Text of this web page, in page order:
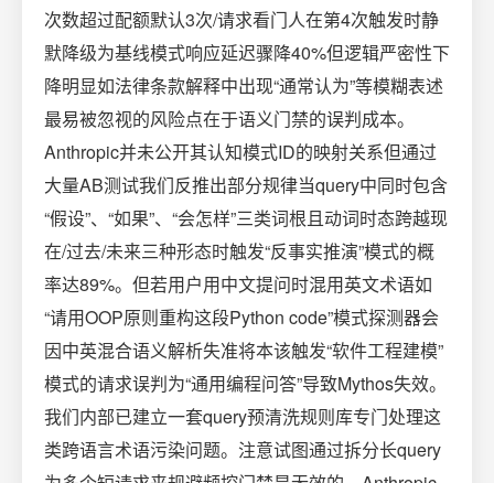
次数超过配额默认3次/请求看门人在第4次触发时静
默降级为基线模式响应延迟骤降40%但逻辑严密性下
降明显如法律条款解释中出现“通常认为”等模糊表述
最易被忽视的风险点在于语义门禁的误判成本。
Anthropic并未公开其认知模式ID的映射关系但通过
大量AB测试我们反推出部分规律当query中同时包含
“假设”、“如果”、“会怎样”三类词根且动词时态跨越现
在/过去/未来三种形态时触发“反事实推演”模式的概
率达89%。但若用户用中文提问时混用英文术语如
“请用OOP原则重构这段Python code”模式探测器会
因中英混合语义解析失准将本该触发“软件工程建模”
模式的请求误判为“通用编程问答”导致Mythos失效。
我们内部已建立一套query预清洗规则库专门处理这
类跨语言术语污染问题。注意试图通过拆分长query